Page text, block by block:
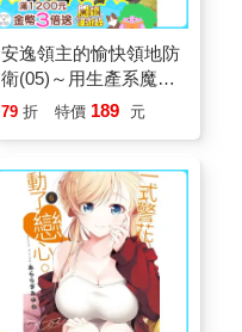
安逸領主的愉快領地防
衛(05)～用生產系魔術
將無名村改造成最強要
79 折 特價 189 元